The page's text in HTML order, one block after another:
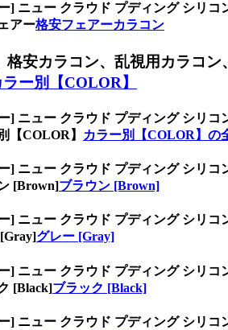
] ニュー クラウド プディング シリ
アー格安フェアーカラコン
格安カラコン、乱視用カラコ
ラー別【COLOR】
] ニュー クラウド プディング シリ
【COLOR】
カラー別【COLOR】の
] ニュー クラウド プディング シリ
[Brown]ブラウン [Brown]
] ニュー クラウド プディング シリ
グレー [Gray]
] ニュー クラウド プディング シリ
[Black]ブラック [Black]
] ニュー クラウド プディング シリ